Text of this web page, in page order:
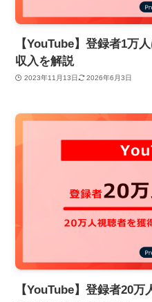
【YouTube】登録者1万
収入を解説
2023年11月13日 2026年6月3日
【YouTube】登録者20万